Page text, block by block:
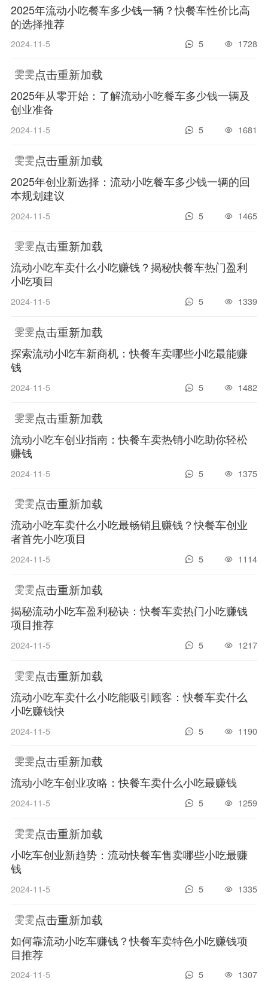
2025年流动小吃餐车多少钱一辆？快餐车性价比高
的选择推荐
2024-11-5 1728
5
雯雯点击重新加载
2025年从零开始：了解流动小吃餐车多少钱一辆及
创业准备
2024-11-5 1681
5
雯雯点击重新加载
2025年创业新选择：流动小吃餐车多少钱一辆的回
本规划建议
2024-11-5 1465
5
雯雯点击重新加载
流动小吃车卖什么小吃赚钱？揭秘快餐车热门盈利
小吃项目
2024-11-5 1339
5
雯雯点击重新加载
探索流动小吃车新商机：快餐车卖哪些小吃最能赚
钱
2024-11-5 1482
5
雯雯点击重新加载
流动小吃车创业指南：快餐车卖热销小吃助你轻松
赚钱
2024-11-5 1375
5
雯雯点击重新加载
流动小吃车卖什么小吃最畅销且赚钱？快餐车创业
者首先小吃项目
2024-11-5 1114
5
雯雯点击重新加载
揭秘流动小吃车盈利秘诀：快餐车卖热门小吃赚钱
项目推荐
2024-11-5 1217
5
雯雯点击重新加载
流动小吃车卖什么小吃能吸引顾客：快餐车卖什么
小吃赚钱快
2024-11-5 1190
5
雯雯点击重新加载
流动小吃车创业攻略：快餐车卖什么小吃最赚钱
2024-11-5 1259
5
雯雯点击重新加载
小吃车创业新趋势：流动快餐车售卖哪些小吃最赚
钱
2024-11-5 1335
5
雯雯点击重新加载
如何靠流动小吃车赚钱？快餐车卖特色小吃赚钱项
目推荐
2024-11-5 1307
5